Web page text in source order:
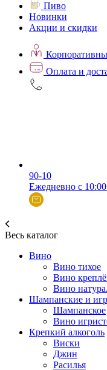
Пиво
Новинки
Акции и скидки
Оплата и
90-10
Ежедневно с
Весь каталог
Вино
Вино тихое
Вино
Вино
Шампанские и
Шампанское
Вино
Крепкий алкоголь
Виски
Джин
Расилья